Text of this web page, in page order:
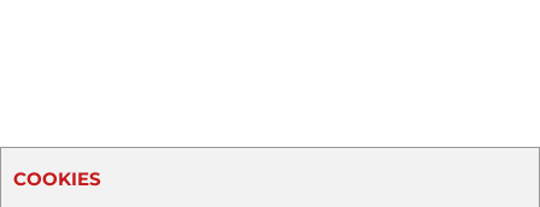
COOKIES